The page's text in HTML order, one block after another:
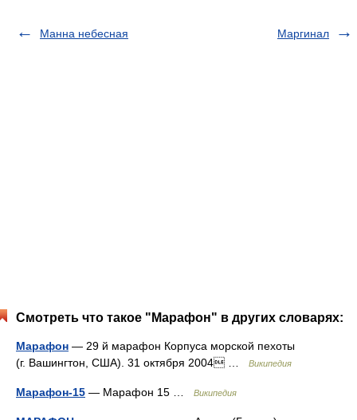
Манна небесная Маргинал
Смотреть что такое "Марафон" в других словарях:
Марафон — 29 й марафон Корпуса морской пехоты
(г. Вашингтон, США). 31 октября 2004 …
Википедия
Марафон‐15 — Марафон 15 … Википедия